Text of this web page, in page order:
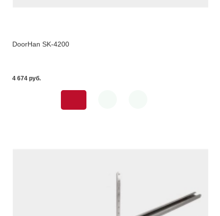
DoorHan SK-4200
4 674 pуб.